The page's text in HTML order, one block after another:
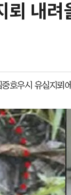
뢰 내
호우시 유실지뢰